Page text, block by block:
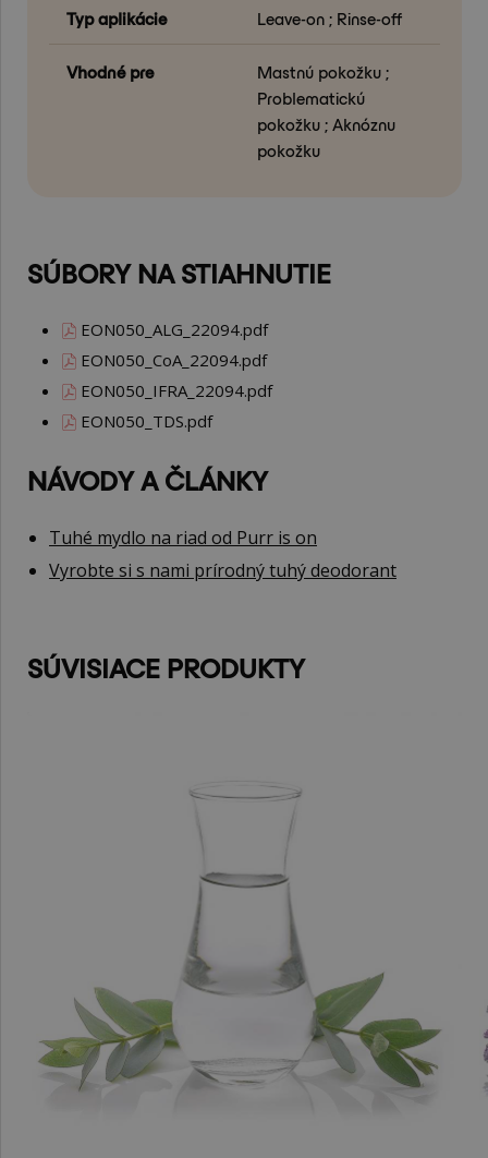
Typ aplikácie Leave-on ; Rinse-off
Vhodné pre
Mastnú pokožku ;
Problematickú
pokožku ; Aknóznu
pokožku
SÚBORY NA STIAHNUTIE
EON050_ALG_22094.pdf
EON050_CoA_22094.pdf
EON050_IFRA_22094.pdf
EON050_TDS.pdf
NÁVODY A ČLÁNKY
Tuhé mydlo na riad od Purr is on
Vyrobte si s nami prírodný tuhý deodorant
SÚVISIACE PRODUKTY